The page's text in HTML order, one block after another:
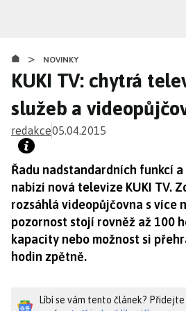
obsahu
> NOVINKY
KUKI TV: chytrá
služeb a
redakce05.04.2015
Řadu nadstandardních funkcí
nabízí nová televize KUKI TV.
rozsáhlá videopůjčovna s více
pozornost stojí rovněž až 100
kapacity nebo možnost si
hodin zpětně.
Líbí se vám tento článek? Přidejte